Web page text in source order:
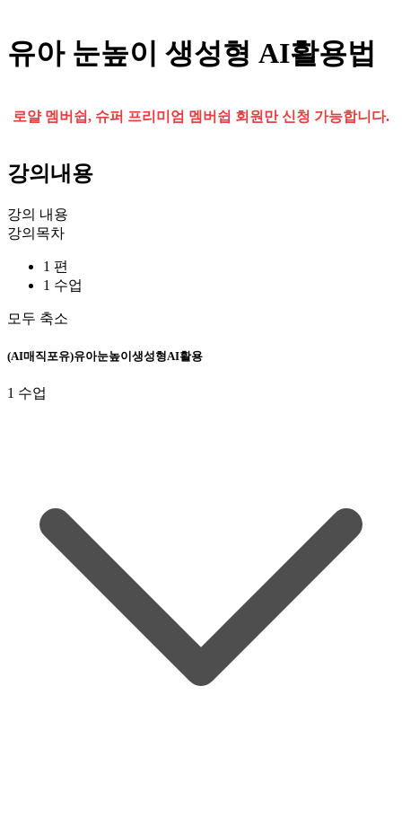
유아 눈높이 생성형 AI활용법
로얄 멤버쉽, 슈퍼 프리미엄 멤버쉽 회원만 신청 가능합니다.
강의내용
강의 내용
강의목차
1 편
1 수업
모두 축소
(AI매직포유)유아눈높이생성형AI활용
1 수업